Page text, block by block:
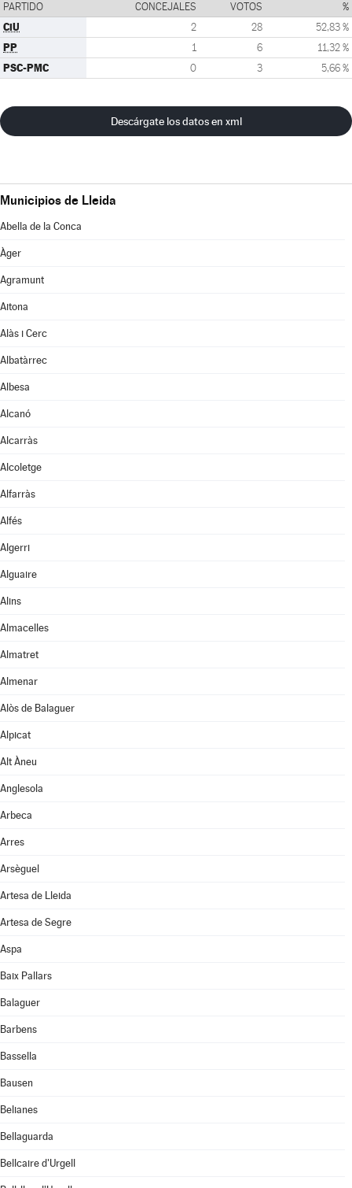
PARTIDO CONCEJALES VOTOS %
CiU 2 28 52,83 %
PP 1 6 11,32 %
PSC-PMC 0 3 5,66 %
Descárgate los datos en xml
Municipios de Lleida
Abella de la Conca
Àger
Agramunt
Aitona
Alàs i Cerc
Albatàrrec
Albesa
Alcanó
Alcarràs
Alcoletge
Alfarràs
Alfés
Algerri
Alguaire
Alins
Almacelles
Almatret
Almenar
Alòs de Balaguer
Alpicat
Alt Àneu
Anglesola
Arbeca
Arres
Arsèguel
Artesa de Lleida
Artesa de Segre
Aspa
Baix Pallars
Balaguer
Barbens
Bassella
Bausen
Belianes
Bellaguarda
Bellcaire d'Urgell